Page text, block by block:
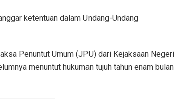
ketentuan dalam Undang-Undang
Penuntut Umum (JPU) dari Kejaksaan Negeri
menuntut hukuman tujuh tahun enam bulan